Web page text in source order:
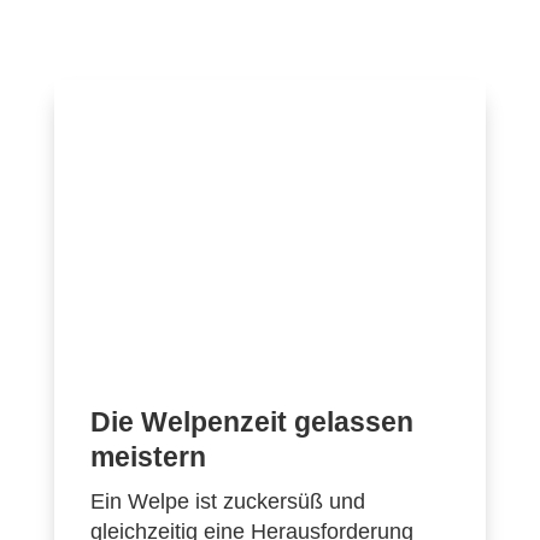
Die Welpenzeit gelassen
meistern
Ein Welpe ist zuckersüß und
gleichzeitig eine Herausforderung